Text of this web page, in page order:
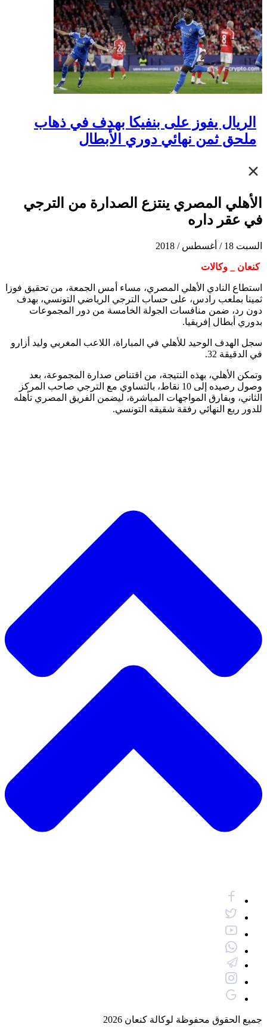
الريال يفوز على بنفيكا بهدف في ذهاب
ملحق ثمن نهائي دوري الأبطال
الأهلي المصري ينتزع الصدارة من الترجي
في عقر داره
السبت 18 / أغسطس / 2018
كنعان _ وكالات
استطاع النادي الأهلي المصري، مساء أمس الجمعة، من تحقيق فوزا
ثمينا بملعب رادس، على حساب الترجي الرياضي التونسي، بهدف
دون رد، ضمن منافسات الجولة الخامسة من دور المجموعات
بدوري أبطال إفريقيا.
سجل الهدف الوحيد للأهلي في المباراة، اللاعب المغربي وليد أزارو
في الدقيقة 32.
وتمكن الأهلي، بهذه النتيجة، من اقتناص صدارة المجموعة، بعد
وصول رصيده إلى 10 نقاط، بالتساوي مع الترجي صاحب المركز
الثاني، وبفارق المواجهات المباشرة، ليضمن الفريق المصري تأهله
للدور ربع النهائي رفقة شقيقه التونسي.
جميع الحقوق محفوظة لوكالة كنعان 2026